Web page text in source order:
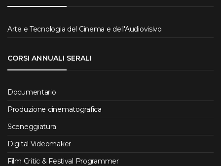
Arte e Tecnologia del Cinema e dell'Audiovisivo
CORSI ANNUALI SERALI
Documentario
Produzione cinematografica
Sceneggiatura
Digital Videomaker
Film Critic & Festival Programmer